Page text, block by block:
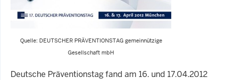
Quelle: DEUTSCHER PRÄVENTIONSTAG gemeinnützige
Gesellschaft mbH
Deutsche Präventionstag fand am 16. und 17.04.2012